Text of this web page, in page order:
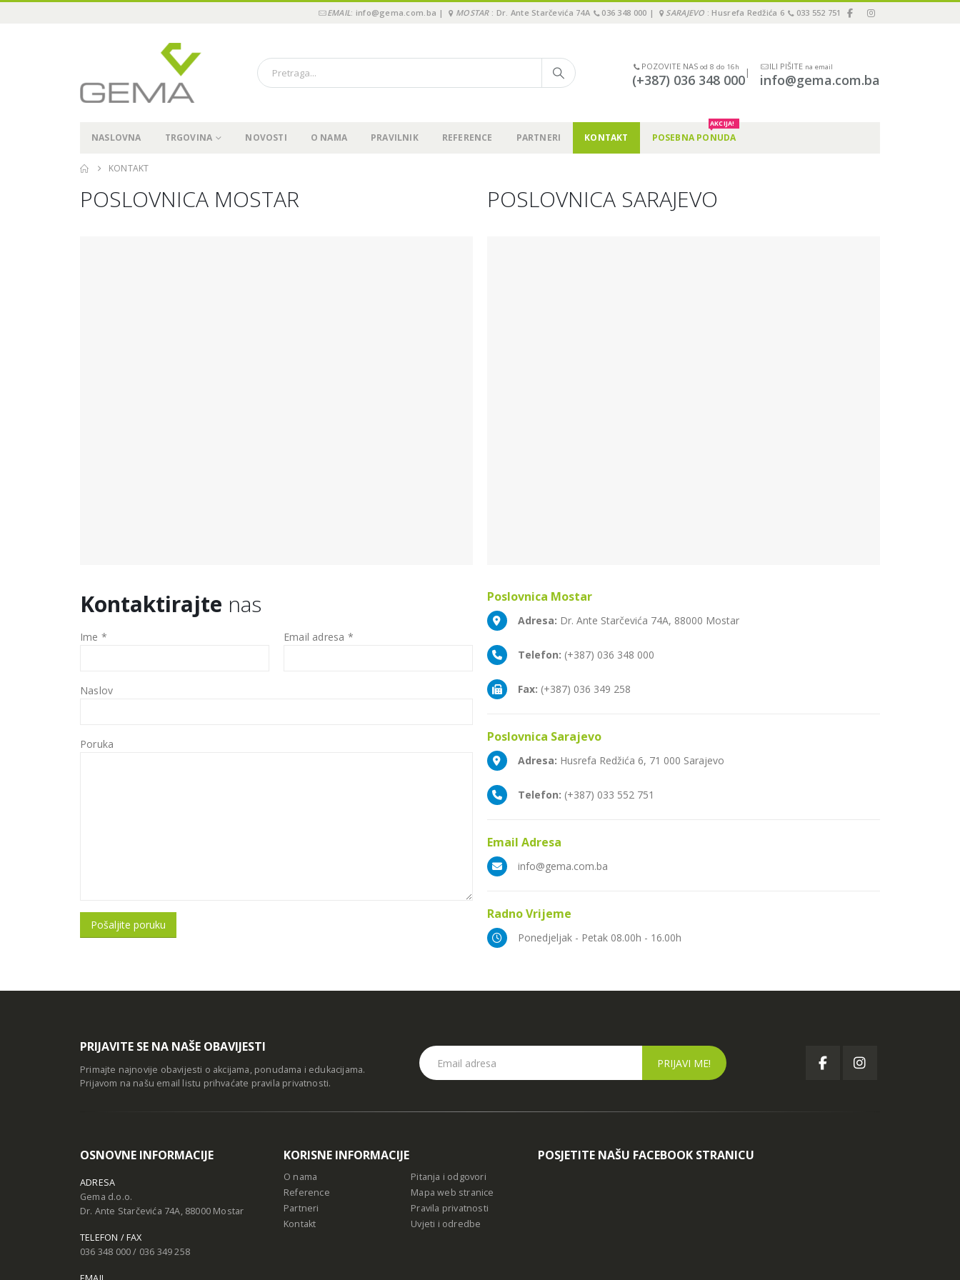
EMAIL: info@gema.com.ba | MOSTAR: Dr. Ante Starčevića 74A 036 348 000 | SARAJEVO : Husrefa Redžića 6 033 552 751
POZOVITE NAS od 8 do 16h
(+387) 036 348 000|
ILI PIŠITE na email
info@gema.com.ba
NASLOVNA TRGOVINA NOVOSTI O NAMA PRAVILNIK REFERENCE PARTNERI KONTAKT POSEBNA PONUDA
AKCIJA!
KONTAKT
POSLOVNICA MOSTAR POSLOVNICA SARAJEVO
Kontaktirajte nas
Ime * Email adresa *
Naslov
Poruka
Poslovnica Mostar
Adresa: Dr. Ante Starčevića 74A, 88000 Mostar
Telefon: (+387) 036 348 000
Fax: (+387) 036 349 258
Poslovnica Sarajevo
Adresa: Husrefa Redžića 6, 71 000 Sarajevo
Telefon: (+387) 033 552 751
Email Adresa
info@gema.com.ba
RadnoVrijeme
Ponedjeljak - Petak 08.00h - 16.00h
PRIJAVITE SE NA NAŠE OBAVIJESTI
Primajte najnovije obavijesti o akcijama, ponudama i edukacijama.
Prijavom na našu email listu prihvaćate pravila privatnosti.
OSNOVNE INFORMACIJE
ADRESA
Gema d.o.o.
Dr. Ante Starčevića 74A, 88000 Mostar
TELEFON / FAX
036 348 000 / 036 349 258
KORISNE INFORMACIJE
O nama
Reference
Partneri
Kontakt
Pitanja i odgovori
Mapa web stranice
Pravila privatnosti
Uvjeti i odredbe
POSJETITE NAŠU FACEBOOK STRANICU